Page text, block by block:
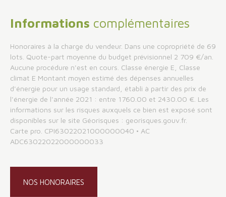
Informations complémentaires
Honoraires à la charge du vendeur. Dans une copropriété de 69
lots. Quote-part moyenne du budget prévisionnel 2 709 €/an.
Aucune procédure n'est en cours. Classe énergie E, Classe
climat E Montant moyen estimé des dépenses annuelles
d'énergie pour un usage standard, établi à partir des prix de
l'énergie de l'année 2021 : entre 1760.00 et 2430.00 €. Les
informations sur les risques auxquels ce bien est exposé sont
disponibles sur le site Géorisques : georisques.gouv.fr.
Carte pro. CPI63022021000000040 • AC
ADC63022022000000033
NOS HONORAIRES